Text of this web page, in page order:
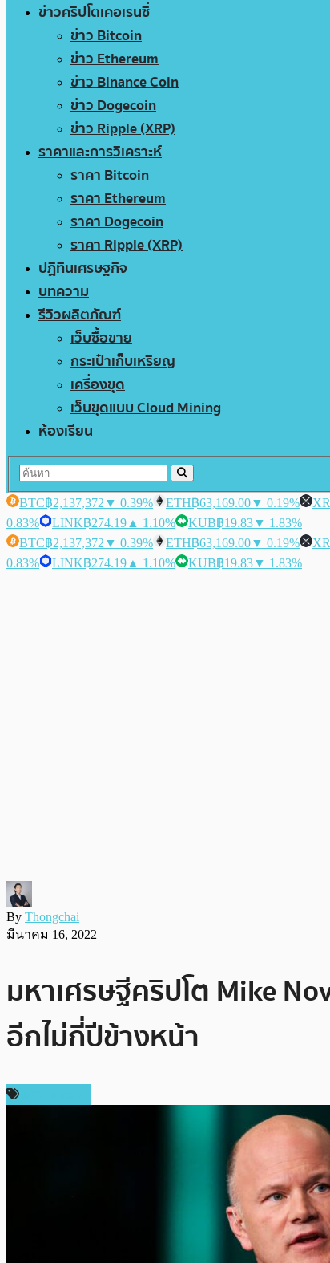
ข่าวคริปโตเคอเรนซี่
ข่าว Bitcoin
ข่าว Ethereum
ข่าว Binance Coin
ข่าว Dogecoin
ข่าว Ripple (XRP)
ราคาและการวิเคราะห์
ราคา Bitcoin
ราคา Ethereum
ราคา Dogecoin
ราคา Ripple (XRP)
ปฏิทินเศรษฐกิจ
บทความ
รีวิวผลิตภัณฑ์
เว็บซื้อขาย
กระเป๋าเก็บเหรียญ
เครื่องขุด
เว็บขุดแบบ Cloud Mining
ห้องเรียน
BTC฿2,137,372 ▼ 0.39% ETH฿63,169.00▼ 0.19%
0.83%
LINK฿274.19 ▲ 1.10% KUB฿19.83▼ 1.83%
BTC฿2,137,372 ▼ 0.39% ETH฿63,169.00▼ 0.19%
0.83%
LINK฿274.19 ▲ 1.10% KUB฿19.83▼ 1.83%
By Thongchai
มีนาคม 16, 2022
มหาเศรษฐีคริปโต Mike
อีกไม่กี่ปีข้างหน้า